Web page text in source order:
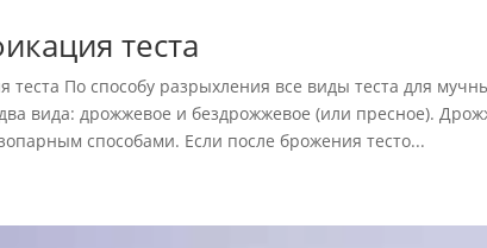
теста
теста По способу разрыхления все виды теста для
вида: дрожжевое и бездрожжевое (или пресное).
способами. Если после брожения тесто...